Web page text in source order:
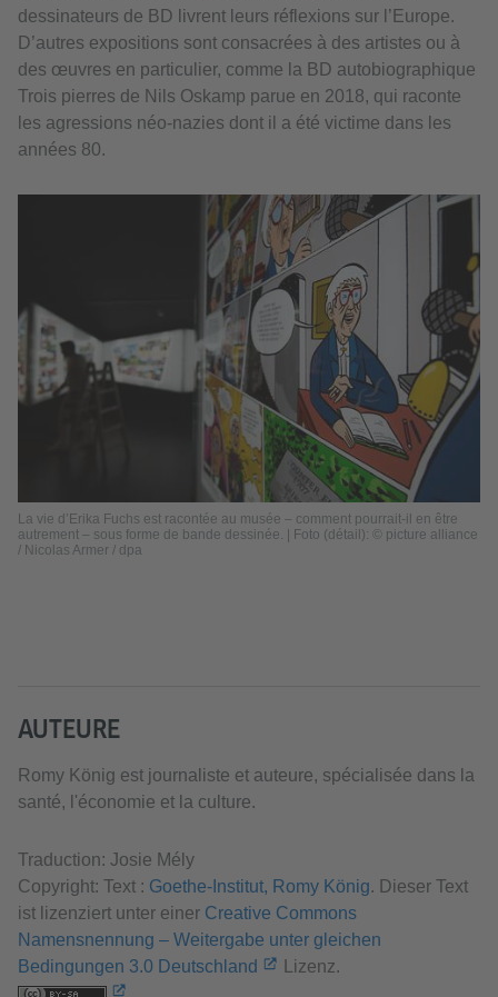
dessinateurs de BD livrent leurs réflexions sur l’Europe.
D’autres expositions sont consacrées à des artistes ou à
des œuvres en particulier, comme la BD autobiographique
Trois pierres de Nils Oskamp parue en 2018, qui raconte
les agressions néo-nazies dont il a été victime dans les
années 80.
La vie d’Erika Fuchs est racontée au musée – comment pourrait-il en être
autrement – sous forme de bande dessinée. | Foto (détail): © picture alliance
/ Nicolas Armer / dpa
AUTEURE
Romy König est journaliste et auteure, spécialisée dans la
santé, l'économie et la culture.
Traduction: Josie Mély
Copyright: Text : Goethe-Institut, Romy König. Dieser Text
ist lizenziert unter einer Creative Commons
Namensnennung – Weitergabe unter gleichen
Bedingungen 3.0 Deutschland
Lizenz.